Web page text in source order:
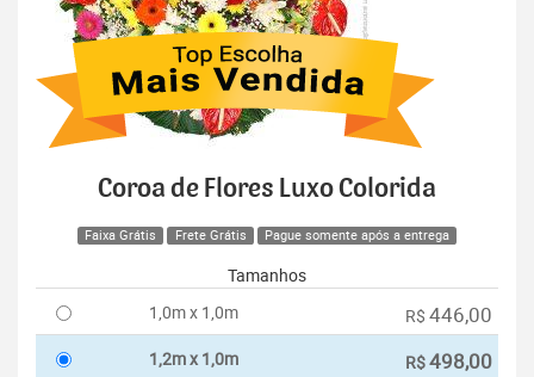
Coroa de Flores Luxo Colorida
Faixa Grátis Frete Grátis Pague somente após a entrega
Tamanhos
1,0m x 1,0m
R$ 446,00
1,2m x 1,0m R$498,00